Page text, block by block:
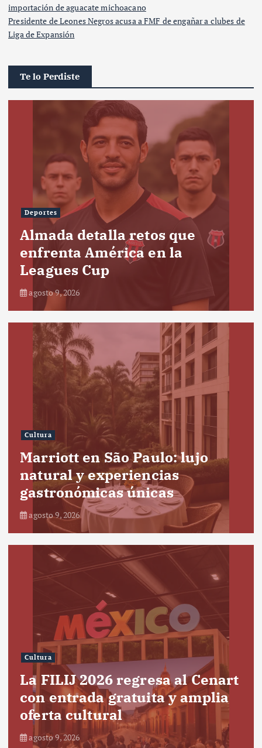
importación de aguacate michoacano
Presidente de Leones Negros acusa a FMF de engañar a clubes de
Liga de Expansión
Te lo Perdiste
Deportes
Almada detalla retos que
enfrenta América en la
Leagues Cup
agosto 9, 2026
Cultura
Marriott en São Paulo: lujo
natural y experiencias
gastronómicas únicas
agosto 9, 2026
Cultura
La FILIJ 2026 regresa al Cenart
con entrada gratuita y amplia
oferta cultural
agosto 9, 2026